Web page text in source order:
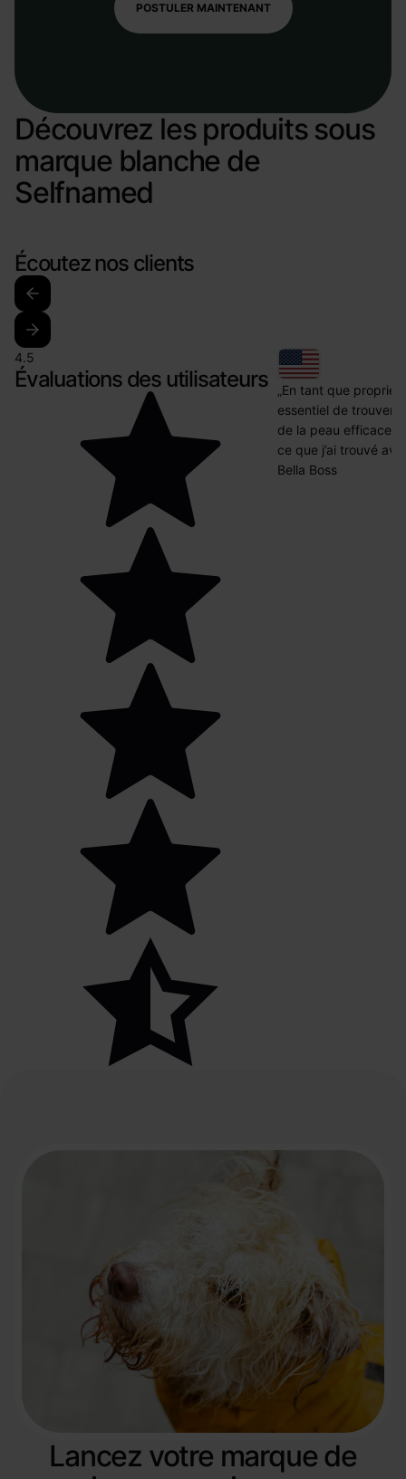
POSTULER MAINTENANT
Découvrez les produits sous
marque blanche de
Selfnamed
Écoutez nos clients
4.5
Évaluations des utilisateurs
„En tant que
essentiel de trouver
de la peau efficaces
ce que j’ai trouvé
Bella Boss
Lancez votre marque de